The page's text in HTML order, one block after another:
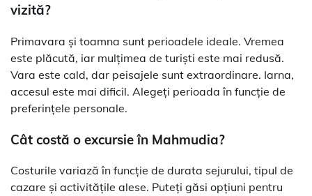
vizită?
Primavara și toamna sunt perioadele ideale. Vremea
este plăcută, iar mulțimea de turiști este mai redusă.
Vara este cald, dar peisajele sunt extraordinare. Iarna,
accesul este mai dificil. Alegeți perioada în funcție de
preferințele personale.
Cât costă o excursie în Mahmudia?
Costurile variază în funcție de durata sejurului, tipul de
cazare și activitățile alese. Puteți găsi opțiuni pentru